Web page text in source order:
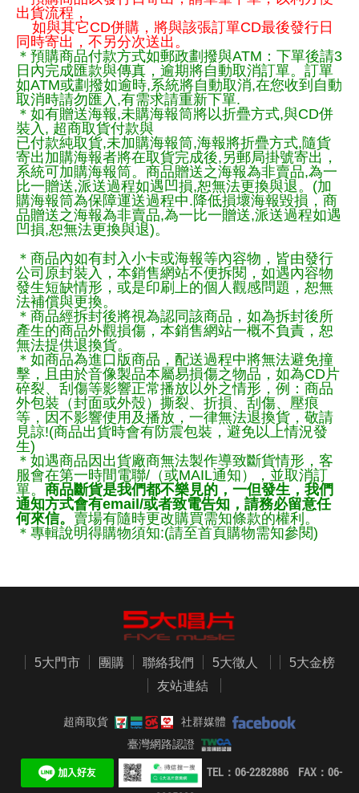
出貨流程，
如與其它CD併購，將與該張訂單CD最後發行日
同時寄出，不另分次送出。
＊預購商品付款方式如郵政劃撥與ATM：下單後請3
日內完成匯款與傳真，逾期將自動取消訂單。訂單
如ATM或劃撥如逾時,系統將自動取消,在您收到自動
取消時請勿匯入,有需求請重新下單.
＊如有贈送海報,未購海報筒將以折疊方式,與CD併
裝入, 超商取貨付款與
已付款純取貨,未加購海報筒,海報將折疊方式,隨貨
寄出加購海報者將在取貨完成後,另郵局掛號寄出，
系統可加購海報筒。商品贈送之海報為非賣品,為一
比一贈送,派送過程如遇凹損,恕無法更換與退。(加
購海報筒為保障運送過程中.降低損壞海報毀損，商
品贈送之海報為非賣品,為一比一贈送,派送過程如遇
凹損,恕無法更換與退)。
＊商品內如有封入小卡或海報等內容物，皆由發行
公司原封裝入，本銷售網站不便拆閱，如遇內容物
發生短缺情形，或是印刷上的個人觀感問題，恕無
法補償與更換。
＊商品經拆封後將視為認同該商品，如為拆封後所
產生的商品外觀損傷，本銷售網站一概不負責，恕
無法提供退換貨。
＊如商品為進口版商品，配送過程中將無法避免撞
擊，且由於音像製品本屬易損傷之物品，如為CD片
碎裂、刮傷等影響正常播放以外之情形，例：商品
外包裝（封面或外殼）撕裂、折損、刮傷、壓痕
等，因不影響使用及播放，一律無法退換貨，敬請
見諒!(商品出貨時會有防震包裝，避免以上情況發
生)
＊如遇商品因出貨廠商無法製作導致斷貨情形，客
服會在第一時間電聯/（或MAIL通知），並取消訂
單。 商品斷貨是我們都不樂見的，一但發生，我們
通知方式會有email/或者致電告知，請務必留意任
何來信。 賣場有隨時更改購買需知條款的權利。
＊專輯說明得購物須知:(請至首頁購物需知參閱)
5大門市 團購 聯絡我們 5大徵人
5大金榜
友站連結
超商取貨
社群媒體
臺灣網路認證
TEL：06-2282886 FAX：06-